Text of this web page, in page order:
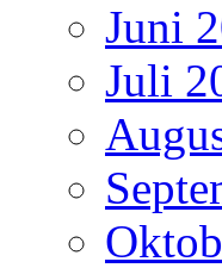
Juni
Juli